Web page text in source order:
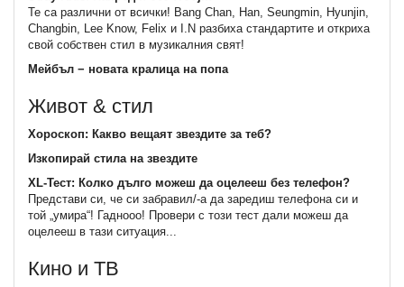
Те са различни от всички! Bang Chan, Han, Seungmin, Hyunjin,
Changbin, Lee Know, Felix и I.N разбиха стандартите и откриха
свой собствен стил в музикалния свят!
Мейбъл − новата кралица на попа
Живот & стил
Хороскоп: Какво вещаят звездите за теб?
Изкопирай стила на звездите
XL-Тест: Колко дълго можеш да оцелееш без телефон?
Представи си, че си забравил/-а да заредиш телефона си и
той „умира“! Гаднооо! Провери с този тест дали можеш да
оцелееш в тази ситуация...
Кино и ТВ